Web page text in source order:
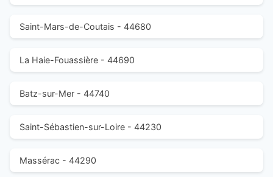
Saint-Mars-de-Coutais - 44680
La Haie-Fouassière - 44690
Batz-sur-Mer - 44740
Saint-Sébastien-sur-Loire - 44230
Massérac - 44290